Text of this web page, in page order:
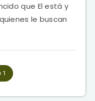
que El está y
le buscan
1